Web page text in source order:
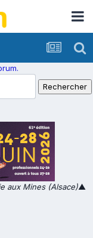
aux Mines (Alsace)▲